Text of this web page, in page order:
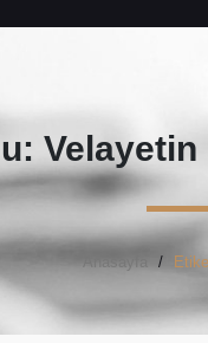
Anasayfa